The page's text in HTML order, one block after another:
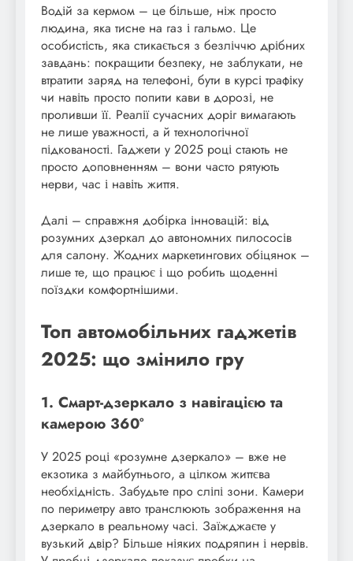
Водій за кермом – це більше, ніж просто
людина, яка тисне на газ і гальмо. Це
особистість, яка стикається з безліччю дрібних
завдань: покращити безпеку, не заблукати, не
втратити заряд на телефоні, бути в курсі трафіку
чи навіть просто попити кави в дорозі, не
проливши її. Реалії сучасних доріг вимагають
не лише уважності, а й технологічної
підкованості. Гаджети у 2025 році стають не
просто доповненням – вони часто рятують
нерви, час і навіть життя.
Далі – справжня добірка інновацій: від
розумних дзеркал до автономних пилососів
для салону. Жодних маркетингових обіцянок –
лише те, що працює і що робить щоденні
поїздки комфортнішими.
Топ автомобільних гаджетів
2025: що змінило гру
1. Смарт-дзеркало з навігацією та
камерою 360°
У 2025 році «розумне дзеркало» – вже не
екзотика з майбутнього, а цілком життєва
необхідність. Забудьте про сліпі зони. Камери
по периметру авто транслюють зображення на
дзеркало в реальному часі. Заїжджаєте у
вузький двір? Більше ніяких подряпин і нервів.